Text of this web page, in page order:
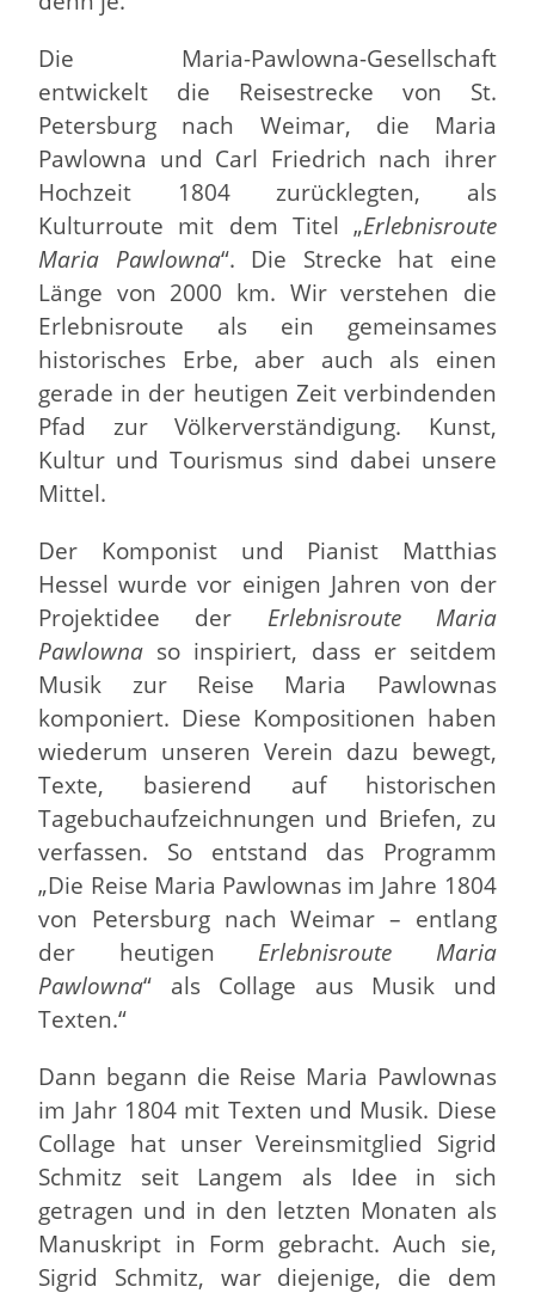
Die Maria-Pawlowna-Gesellschaft
entwickelt die Reisestrecke von St.
Petersburg nach Weimar, die Maria
Pawlowna und Carl Friedrich nach ihrer
Hochzeit 1804 zurücklegten, als
Kulturroute mit dem Titel „Erlebnisroute
Maria Pawlowna“. Die Strecke hat eine
Länge von 2000 km. Wir verstehen die
Erlebnisroute als ein gemeinsames
historisches Erbe, aber auch als einen
gerade in der heutigen Zeit verbindenden
Pfad zur Völkerverständigung. Kunst,
Kultur und Tourismus sind dabei unsere
Mittel.
Der Komponist und Pianist Matthias
Hessel wurde vor einigen Jahren von der
Projektidee der Erlebnisroute Maria
Pawlowna so inspiriert, dass er seitdem
Musik zur Reise Maria Pawlownas
komponiert. Diese Kompositionen haben
wiederum unseren Verein dazu bewegt,
Texte, basierend auf historischen
Tagebuchaufzeichnungen und Briefen, zu
verfassen. So entstand das Programm
„Die Reise Maria Pawlownas im Jahre 1804
von Petersburg nach Weimar – entlang
der heutigen Erlebnisroute Maria
Pawlowna“ als Collage aus Musik und
Texten.“
Dann begann die Reise Maria Pawlownas
im Jahr 1804 mit Texten und Musik. Diese
Collage hat unser Vereinsmitglied Sigrid
Schmitz seit Langem als Idee in sich
getragen und in den letzten Monaten als
Manuskript in Form gebracht. Auch sie,
Sigrid Schmitz, war diejenige, die dem